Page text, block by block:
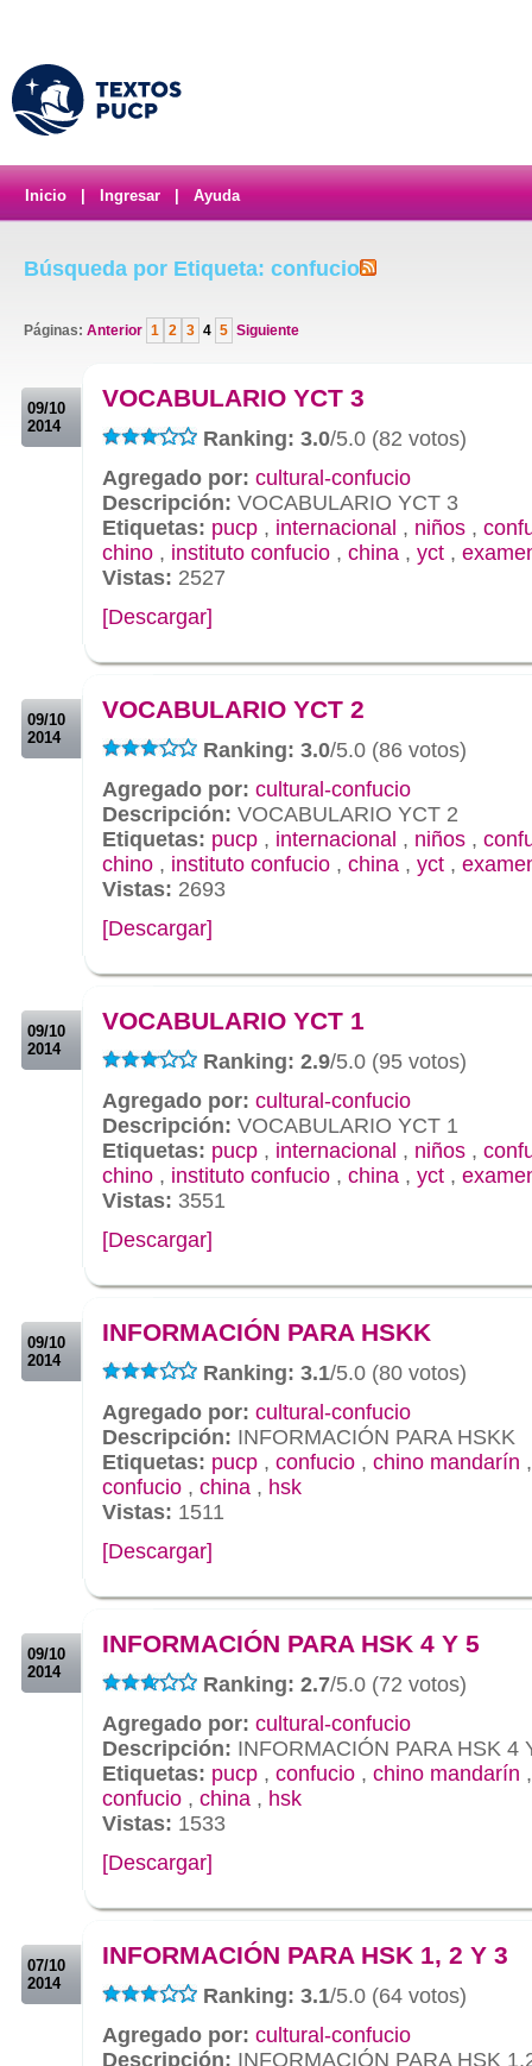
Inicio Ingresar Ayuda
Búsqueda por Etiqueta: confucio
Páginas: Anterior 1 2 3 4 5 Siguiente
09/10
2014
VOCABULARIO YCT 3
Ranking: 3.0/5.0 (82 votos)
Agregado por: cultural-confucio
Descripción: VOCABULARIO YCT 3
Etiquetas: pucp , internacional , niños ,
chino , instituto confucio , china , yct ,
Vistas: 2527
[Descargar]
09/10
2014
VOCABULARIO YCT 2
Ranking: 3.0/5.0 (86 votos)
Agregado por: cultural-confucio
Descripción: VOCABULARIO YCT 2
Etiquetas: pucp , internacional , niños ,
chino , instituto confucio , china , yct ,
Vistas: 2693
[Descargar]
09/10
2014
VOCABULARIO YCT 1
Ranking: 2.9/5.0 (95 votos)
Agregado por: cultural-confucio
Descripción: VOCABULARIO YCT 1
Etiquetas: pucp , internacional , niños ,
chino , instituto confucio , china , yct ,
Vistas: 3551
[Descargar]
09/10
2014
INFORMACIÓN PARA HSKK
Ranking: 3.1/5.0 (80 votos)
Agregado por: cultural-confucio
Descripción: INFORMACIÓN PARA HSKK
Etiquetas: pucp , confucio , chino mandarín
confucio , china , hsk
Vistas: 1511
[Descargar]
09/10
2014
INFORMACIÓN PARA HSK 4 Y 5
Ranking: 2.7/5.0 (72 votos)
Agregado por: cultural-confucio
Descripción: INFORMACIÓN PARA HSK 4
Etiquetas: pucp , confucio , chino mandarín
confucio , china , hsk
Vistas: 1533
[Descargar]
07/10
2014
INFORMACIÓN PARA HSK 1, 2 Y 3
Ranking: 3.1/5.0 (64 votos)
Agregado por: cultural-confucio
Descripción: INFORMACIÓN PARA HSK